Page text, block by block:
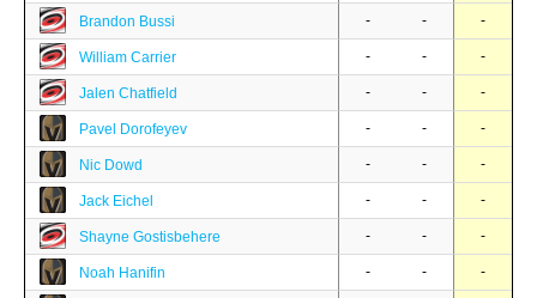
Brandon Bussi - - -
William Carrier - - -
Jalen Chatfield - - -
Pavel Dorofeyev - - -
Nic Dowd - - -
Jack Eichel - - -
Shayne Gostisbehere - - -
Noah Hanifin - - -